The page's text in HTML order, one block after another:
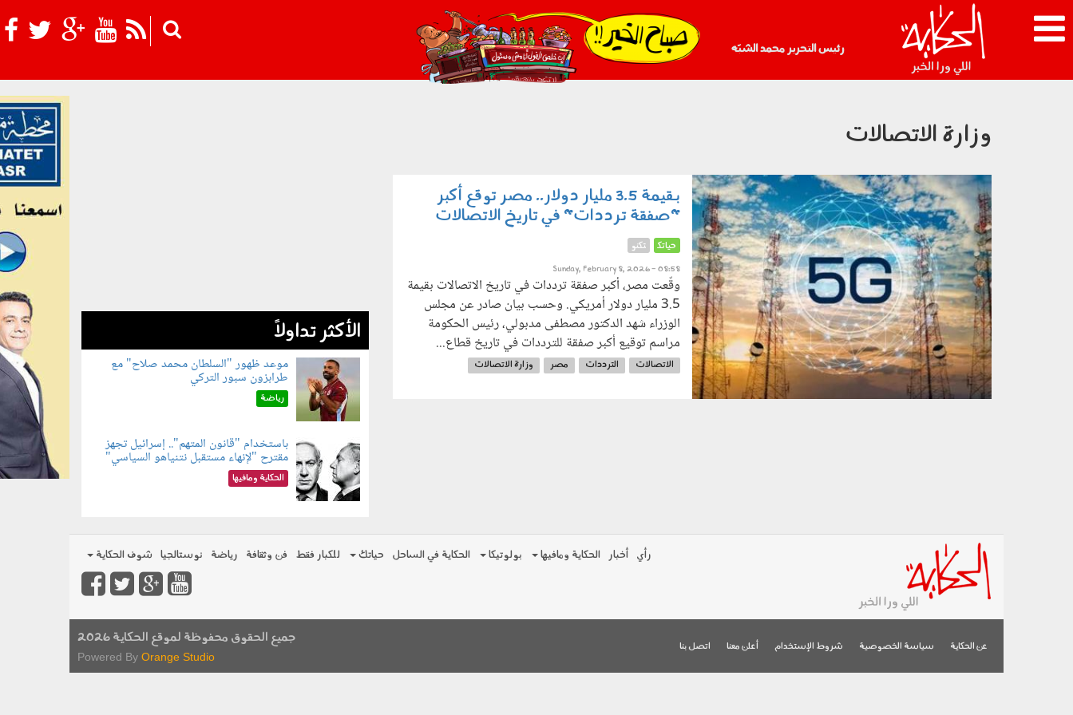
رئيس التحرير محمد الشبّه
021_2.png
وزارة الاتصالات
080203.jpg
بـقيمة 3.5 مليار دولار.. مصر توقع أكبر
"صفقة ترددات" في تاريخ الاتصالات
حياتك تكنو
Sunday, February 8, 2026 - 08:58
وقّعت مصر، أكبر صفقة ترددات في تاريخ الاتصالات بقيمة
3.5 مليار دولار أمريكي. وحسب بيان صادر عن مجلس
الوزراء شهد الدكتور مصطفى مدبولي، رئيس الحكومة
مراسم توقيع أكبر صفقة للترددات في تاريخ قطاع...
الاتصالات الترددات مصر
وزارة الاتصالات
الأكثر تداولاً
090802.jpg
موعد ظهور "السلطان محمد صلاح" مع
طرابزون سبور التركي
رياضة
090801.jpg
باستخدام "قانون المتهم".. إسرائيل تجهز
مقترح "لإنهاء مستقبل نتنياهو السياسي"
الحكاية ومافيها
رأي أخبار الحكاية ومافيها بولوتيكا الحكاية في الساحل حياتك للكبار فقط فن وثقافة رياضة نوستالجيا شوف الحكاية
عن الحكاية سياسة الخصوصية شروط الإستخدام أعلن معنا اتصل بنا جميع الحقوق محفوظة لموقع الحكاية 2026
Powered By Orange Studio